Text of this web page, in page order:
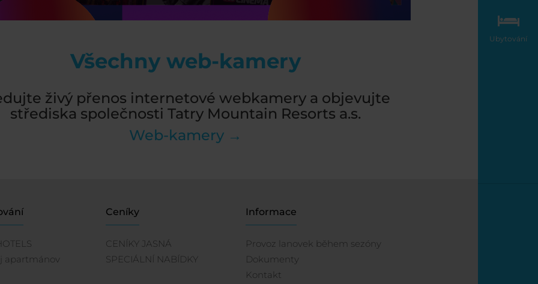
Ubytování
Všechny web-kamery
živý přenos internetové webkamery a objevujte
střediska společnosti Tatry Mountain Resorts a.s.
Web-kamery →
apartmánov
Ceníky
CENÍKY JASNÁ
SPECIÁLNÍ NABÍDKY
Informace
Provoz lanovek během sezóny
Dokumenty
Kontakt